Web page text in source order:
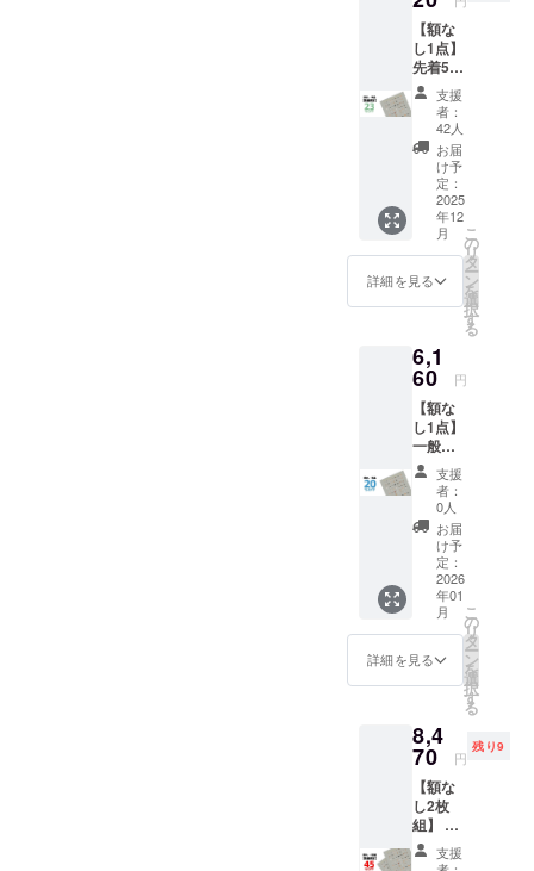
音楽のよう
に、我々の
作品が毎日
の生活の糧
となれるこ
とを意識し
てデザイン
していま
す。
7e8デザイン
のショウ
ルームのイ
ンテリアデ
ザイナー
や、グラ
フィックデ
ザイナー達
が主催して
います。彼
ら自身が自
宅に飾りた
いポスター
を発注した
けで始動し
たプロジェ
クトが7e8デ
ザインで
す。全ての
【額な
し1点】
先着50
名様限
定！ 一
般販売
予定価
￥7,700
(税込)の
とこ
ろ、 →
23%OF
F￥5,92
0(税込)
内容 ・
院の
「犬ポ
ス
ター」
・ハー
ドケー
ス x 1
ポス
ター仕
様 ・サ
イズ：
B2(515
x728m
m) ・用
紙：印
刷用特
殊紙
フセッ
ト印刷
・生
産：日
本 ハー
ドケー
ス仕様
支援
者：
42人
お届
け予
定：
2025
年12
月
詳細を見る
こ
の
リ
タ
ー
ン
を
選
択
す
る
6,1
60 円
【額な
し1点】
一般販
売予定
価格
￥7,700
(税込)の
とこ
ろ、 →
20%OF
F￥6,16
0(税込)
内容 ・
動物病
院の
「犬ポ
ター」
・ハー
ドケー
ス x 1
ポス
ター仕
様 ・サ
イズ：
支援
者：
0人
お届
け予
定：
2026
年01
月
詳細を見る
こ
の
リ
タ
ー
ン
を
選
択
す
る
8,4
70 円
残り9
【額な
し2枚
組】 先
着30名
様限支援